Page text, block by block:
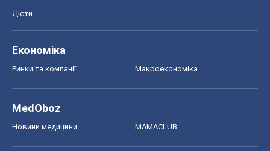
Дієти
Економіка
Ринки та компанії Макроекономіка
MedOboz
Новини медицини MAMACLUB